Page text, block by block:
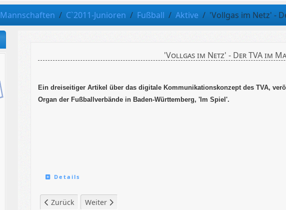
Mannschaften C`2011-Junioren Fußball Aktive 'Vollgas im Netz' -
'Vollgas im Netz' - Der TVA im
Ein dreiseitiger Artikel über das digitale Kommunikationskonzept des TVA,
Organ der Fußballverbände in Baden-Württemberg, 'Im Spiel'.
Details
Vorheriger Beitrag: Spielplan
Zurück Nächster Beitrag: Kader (4)
Weiter